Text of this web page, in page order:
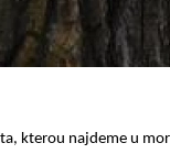
kterou najdeme u